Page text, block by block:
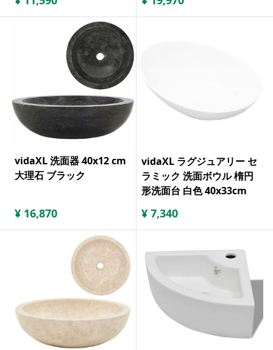
vidaXL 洗面器 40x12 cm
大理石 ブラック
¥ 16,870
vidaXL ラグジュアリー セ
ラミック 洗面ボウル 楕円
形洗面台 白色 40x33cm
¥ 7,340